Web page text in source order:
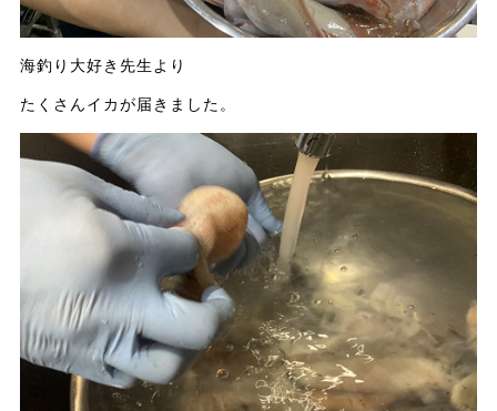
海釣り大好き先生より
たくさんイカが届きました。